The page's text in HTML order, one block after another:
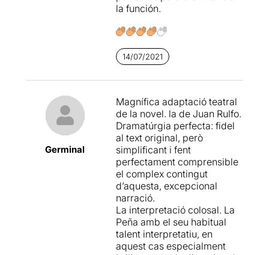
la función.
14/07/2021
Germinal
Magnífica adaptació teatral
de la novel. la de Juan Rulfo.
Dramatúrgia perfecta: fidel
al text original, però
simplificant i fent
perfectament comprensible
el complex contingut
d’aquesta, excepcional
narració.
La interpretació colosal. La
Peña amb el seu habitual
talent interpretatiu, en
aquest cas especialment